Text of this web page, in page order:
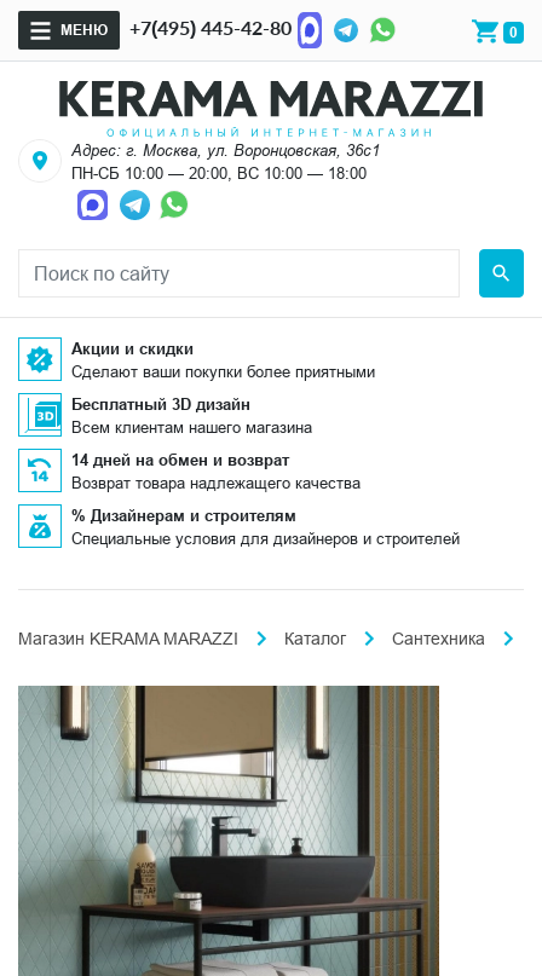
МЕНЮ +7(495) 445-42-80 0
Адрес: г. Москва, ул. Воронцовская, 36с1
ПН-СБ 10:00 — 20:00, ВС 10:00 — 18:00
Акции и скидки
Сделают ваши покупки более приятными
Бесплатный 3D дизайн
Всем клиентам нашего магазина
14 дней на обмен и возврат
Возврат товара надлежащего качества
% Дизайнерам и строителям
Специальные условия для дизайнеров и строителей
Магазин KERAMA MARAZZI Каталог Сантехника